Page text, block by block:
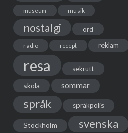
museum musik
nostalgi ord
radio recept reklam
resa sekrutt
skola sommar
språk språkpolis
Stockholm svenska